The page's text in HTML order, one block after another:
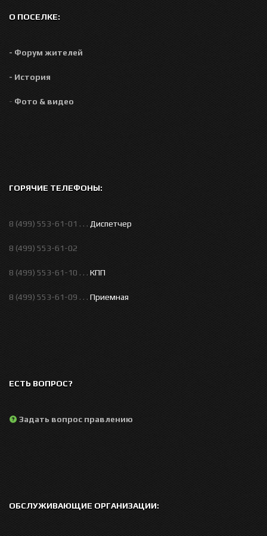
О ПОСЕЛКЕ:
- Форум жителей
- История
- Фото & видео
ГОРЯЧИЕ ТЕЛЕФОНЫ:
8 (499) 553-61-01 . . . Диспетчер
8 (499) 553-61-02
8 (499) 553-61-10 . . . КПП
8 (499) 553-61-09 . . . Приемная
ЕСТЬ ВОПРОС?
Задать вопрос правлению
ОБСЛУЖИВАЮЩИЕ ОРГАНИЗАЦИИ: